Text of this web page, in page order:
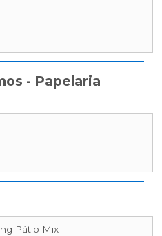
- Papelaria
Pátio Mix